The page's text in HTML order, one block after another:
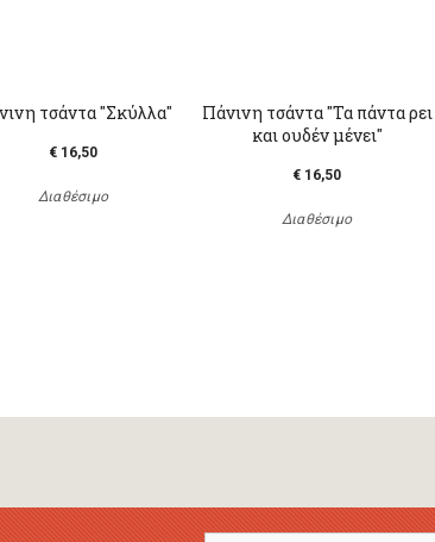
τσάντα ''Σκύλλα''
€ 16,50
Διαθέσιμο
Πάνινη τσάντα "Τα πάντα ρει
και ουδέν μένει"
€ 16,50
Διαθέσιμο